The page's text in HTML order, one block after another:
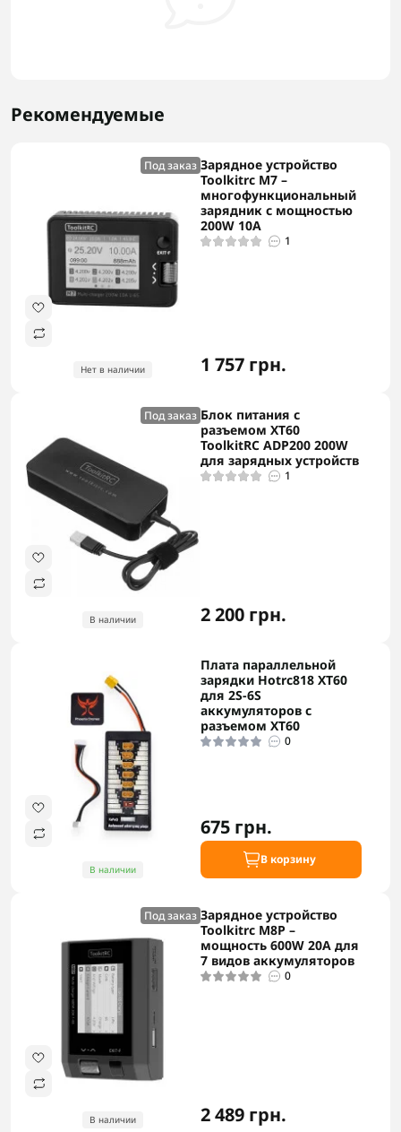
Рекомендуемые
Под заказ
Нет в наличии
Зарядное устройство
Toolkitrc M7 –
многофункциональный
зарядник с мощностью
200W 10A
1
1 757 грн.
Под заказ
В наличии
Блок питания с
разъемом XT60
ToolkitRC ADP200 200W
для зарядных устройств
1
2 200 грн.
В наличии
Плата параллельной
зарядки Hotrc818 XT60
для 2S-6S
аккумуляторов с
разъемом XT60
0
675 грн.
В корзину
Под заказ
В наличии
Зарядное устройство
Toolkitrc M8P –
мощность 600W 20A для
7 видов аккумуляторов
0
2 489 грн.